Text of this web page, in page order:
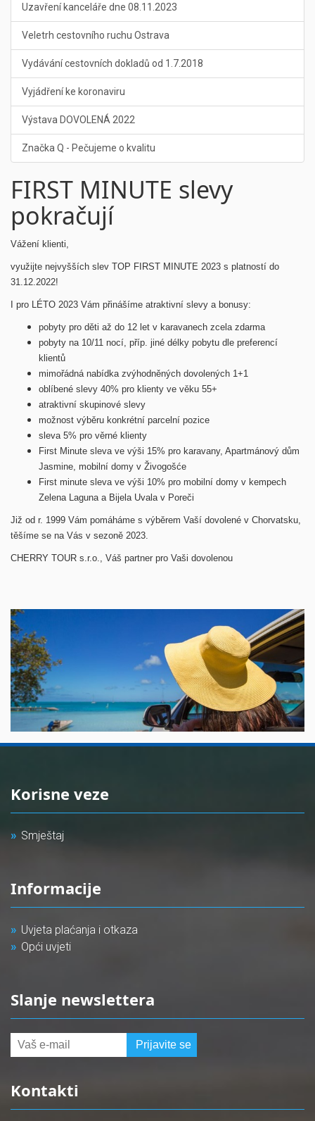
Uzavření kanceláře dne 08.11.2023
Veletrh cestovního ruchu Ostrava
Vydávání cestovních dokladů od 1.7.2018
Vyjádření ke koronaviru
Výstava DOVOLENÁ 2022
Značka Q - Pečujeme o kvalitu
FIRST MINUTE slevy
pokračují
Vážení klienti,
využijte nejvyšších slev TOP FIRST MINUTE 2023 s platností do
31.12.2022!
I pro LÉTO 2023 Vám přinášíme atraktivní slevy a bonusy:
pobyty pro děti až do 12 let v karavanech zcela zdarma
pobyty na 10/11 nocí, příp. jiné délky pobytu dle preferencí
klientů
mimořádná nabídka zvýhodněných dovolených 1+1
oblíbené slevy 40% pro klienty ve věku 55+
atraktivní skupinové slevy
možnost výběru konkrétní parcelní pozice
sleva 5% pro věrné klienty
First Minute sleva ve výši 15% pro karavany, Apartmánový dům
Jasmine, mobilní domy v Živogošće
First minute sleva ve výši 10% pro mobilní domy v kempech
Zelena Laguna a Bijela Uvala v Poreči
Již od r. 1999 Vám pomáháme s výběrem Vaší dovolené v Chorvatsku,
těšíme se na Vás v sezoně 2023.
CHERRY TOUR s.r.o., Váš partner pro Vaši dovolenou
Korisne veze
Smještaj
Informacije
Uvjeta plaćanja i otkaza
Opći uvjeti
Slanje newslettera
Kontakti